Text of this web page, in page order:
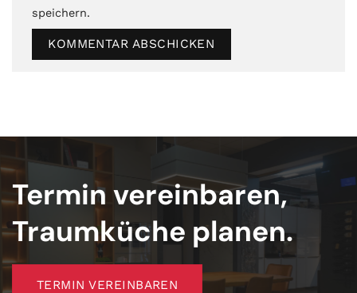
speichern.
Termin vereinbaren,
Traumküche planen.
TERMIN VEREINBAREN